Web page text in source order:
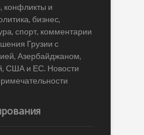
конфликты и
бизнес,
спорт, комментарии
Грузии с
Азербайджаном,
США и ЕС. Новости